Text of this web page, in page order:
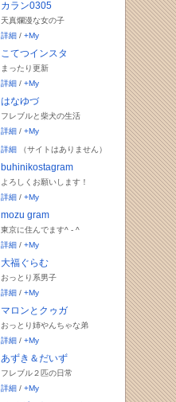
カラン0305
天真爛漫な女の子
詳細/ +My
こてつインスタ
まったり更新
詳細/ +My
はなゆづ
フレブルと柴犬の生活
詳細/ +My
詳細（サイトはありません）
buhinikostagram
よろしくお願いします！
詳細/ +My
mozu gram
東京に住んでます^ - ^
詳細/ +My
大福ぐらむ
おっとり系男子
詳細/ +My
マロンとクゥガ
おっとり姉やんちゃな弟
詳細/ +My
あずき＆だいず
フレブル２匹の日常
詳細/ +My